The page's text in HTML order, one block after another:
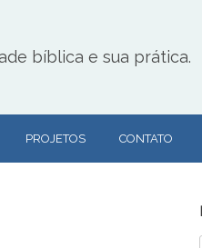
bíblica e sua prática.
PROJETOS CONTATO